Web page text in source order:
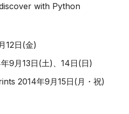
with Python
12日(金)
9月13日(土)、14日(日)
2014年9月15日(月・祝)